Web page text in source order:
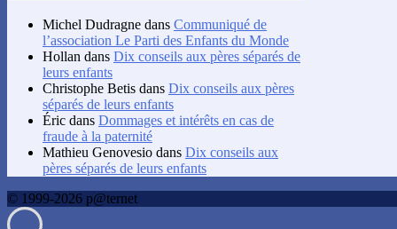
Michel Dudragne dans Communiqué de
l’association Le Parti des Enfants du Monde
Hollan dans Dix conseils aux pères séparés de
leurs enfants
Christophe Betis dans Dix conseils aux pères
séparés de leurs enfants
Éric dans Dommages et intérêts en cas de
fraude à la paternité
Mathieu Genovesio dans Dix conseils aux
pères séparés de leurs enfants
© 1999-2026 p@ternet